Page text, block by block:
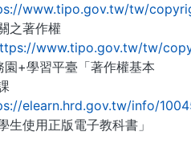
www.tipo.gov.tw/tw/
之著作權
www.tipo.gov.tw/tw/
園+學習平臺「著作權基本
elearn.hrd.gov.tw/info/
生使用正版電子教科書」